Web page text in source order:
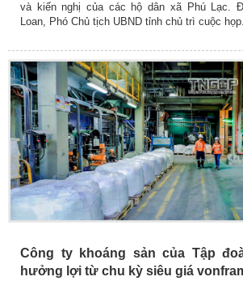
và kiến nghị của các hộ dân xã Phú Lạc.
Loan, Phó Chủ tịch UBND tỉnh chủ trì cuộc họp.
Công ty khoáng sản của Tập
hưởng lợi từ chu kỳ siêu giá